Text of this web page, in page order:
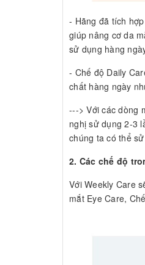
- Hãng đã tích
giúp nâng cơ da
sử dụng hàng
- Chế độ Daily
chất hàng ngày
---> Với các dòng
nghị sử dụng 2-3
chúng ta có thể
2. Các chế độ
Với Weekly Care
mắt Eye Care,